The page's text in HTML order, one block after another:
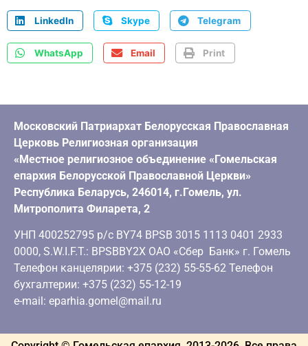
LinkedIn Skype Telegram
WhatsApp Email Print
Московский Патриархат Белорусская Православная
Церковь Религиозная организация
«Местное религиозное объединение «Гомельская
епархия Белорусской Православной Церкви»
Республика Беларусь, 246014, г.Гомель, ул.
Митрополита Филарета, 2
УНП 400252795 р/с BY74 BPSB 3015 1113 0401 2933
0000, S.W.I.F.T.: BPSBBY2X ОАО «Сбер Банк» г. Гомель
Телефон канцелярии: +375 (232) 55-55-62 Телефон
бухгалтерии: +375 (232) 55-12-19
e-mail: eparhia.gomel@mail.ru